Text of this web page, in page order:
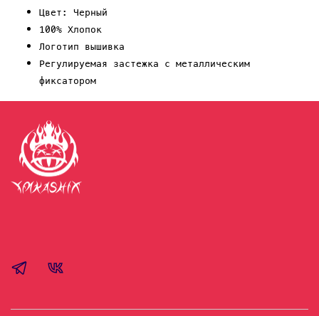
Цвет: Черный
100% Хлопок
Логотип вышивка
Регулируемая застежка с металлическим
фиксатором